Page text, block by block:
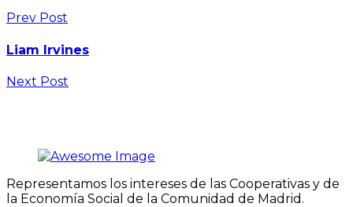
Prev Post
Liam Irvines
Next Post
Representamos los intereses de las Cooperativas y de
la Economía Social de la Comunidad de Madrid.